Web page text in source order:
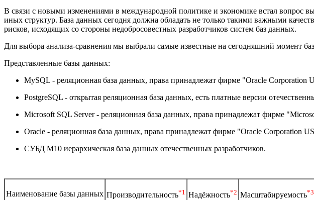
В связи с новыми изменениями в международной политике и экономике встал вопрос
иных структур. База данных сегодня должна обладать не только такими важными
рисков, исходящих со стороны недобросовестных разработчиков систем баз данных.
Для выбора анализа-сравнения мы выбрали самые известные на сегодняшний момент
Представленные базы данных:
MySQL - реляционная база данных, права принадлежат фирме "Oracle Corporation
PostgreSQL - открытая реляционная база данных, есть платные версии
Microsoft SQL Server - реляционная база данных, права принадлежат фирме
Oracle - реляционная база данных, права принадлежат фирме "Oracle Corporation
СУБД М10 иерархическая база данных отечественных разработчиков.
Наименование базы данных Производительность*1 Надёжность*2 Масштабируемость*3